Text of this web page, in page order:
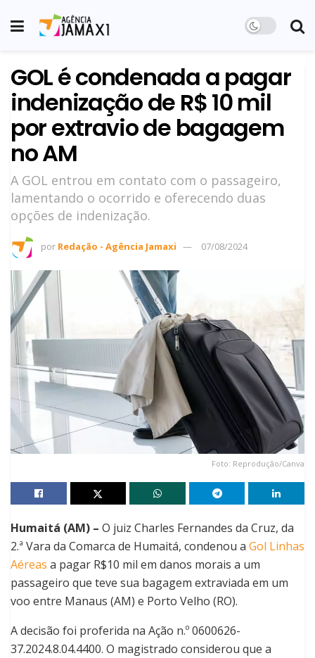
GOL é condenada a pagar
indenização de R$ 10 mil
por extravio de bagagem
no AM
A GOL entrou em contato com o passageiro,
lamentando o ocorrido e oferecendo duas
opções de indenização.
por Redação - Agência Jamaxi 07/08/2024
Foto: Reprodução/Canva
Humaitá (AM) – O juiz Charles Fernandes da Cruz, da
2.ª Vara da Comarca de Humaitá, condenou a Gol Linhas
Aéreas a pagar R$10 mil em danos morais a um
passageiro que teve sua bagagem extraviada em um
voo entre Manaus (AM) e Porto Velho (RO).
A decisão foi proferida na Ação n.º 0600626-
37.2024.8.04.4400. O magistrado considerou que a